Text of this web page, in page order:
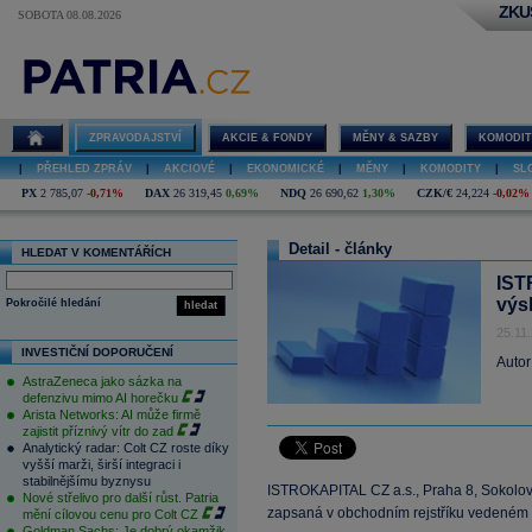
SOBOTA 08.08.2026
ZPRAVODAJSTVÍ AKCIE & FONDY MĚNY & SAZBY
PŘEHLED ZPRÁV AKCIOVÉ EKONOMICKÉ MĚNY KOMODITY
PX 2 785,07 -0,71% DAX 26 319,45 0,69% NDQ 26 690,62 1,30% CZK/€ 24,224 -0,02%
HLEDAT V KOMENTÁŘÍCH
hledat
Pokročilé hledání
INVESTIČNÍ DOPORUČENÍ
AstraZeneca jako sázka na
defenzivu mimo AI horečku
Arista Networks: AI může firmě
zajistit příznivý vítr do zad
Analytický radar: Colt CZ roste díky
vyšší marži, širší integraci i
stabilnějšímu byznysu
Nové střelivo pro další růst. Patria
mění cílovou cenu pro Colt CZ
Detail - články
ISTROKAPITAL CZ a.s., Praha 8,
zapsaná v obchodním rejstříku